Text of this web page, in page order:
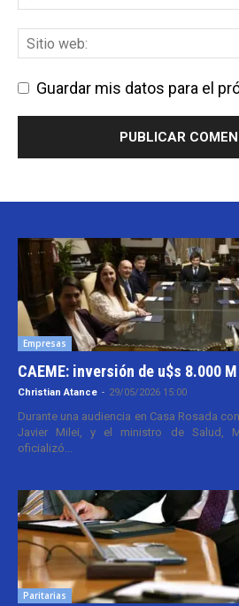
Guardar mis datos para el
Empresas
CAEME: inversión de u$s 8.000
Christian Atance - 29/05/2026 15:00
Durante una audiencia en Casa Rosada
Javier Milei, y el ministro de Salud,
oficializó...
Paritarias